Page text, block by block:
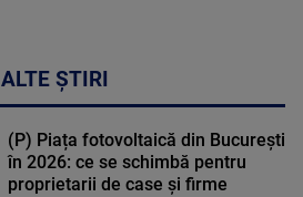
ALTE ȘTIRI
(P) Piața fotovoltaică din București
în 2026: ce se schimbă pentru
proprietarii de case și firme